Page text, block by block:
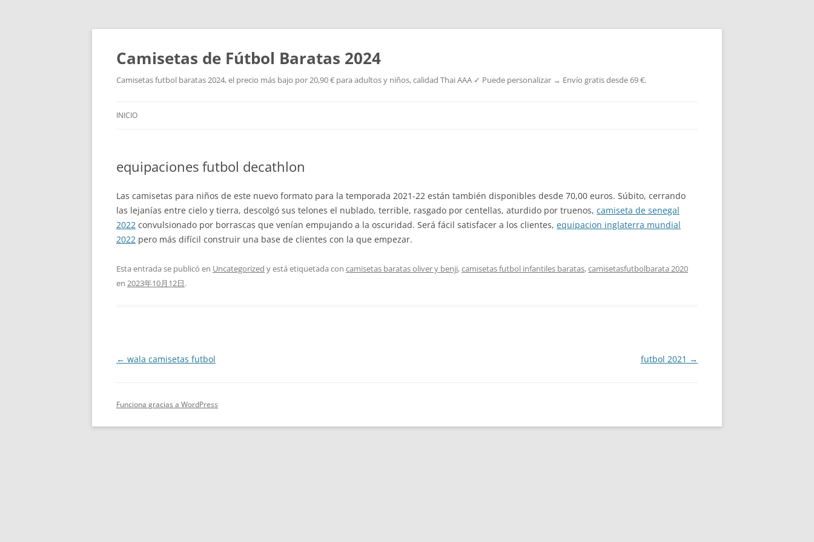
Camisetas de Fútbol Baratas 2024
Camisetas futbol baratas 2024, el precio más bajo por 20,90 € para adultos y niños, calidad Thai AAA ✓ Puede personalizar → Envío gratis desde 69 €.
INICIO
equipaciones futbol decathlon
Las camisetas para niños de este nuevo formato para la temporada 2021-22 están también disponibles desde 70,00 euros. Súbito, cerrando
las lejanías entre cielo y tierra, descolgó sus telones el nublado, terrible, rasgado por centellas, aturdido por truenos, camiseta de senegal
2022 convulsionado por borrascas que venían empujando a la oscuridad. Será fácil satisfacer a los clientes, equipacion inglaterra mundial
2022 pero más difícil construir una base de clientes con la que empezar.
Esta entrada se publicó en Uncategorized y está etiquetada con camisetas baratas oliver y benji,camisetas futbol infantiles baratas,camisetasfutbolbarata 2020
en 2023年10月12日.
Navegación
← wala camisetas futbol futbol 2021 →
Funciona gracias a WordPress